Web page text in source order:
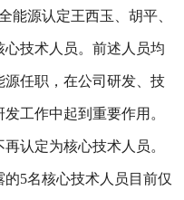
能源认定王西玉、胡平、
技术人员。前述人员均
源任职，在公司研发、技
工作中起到重要作用。
认定为核心技术人员。
5名核心技术人员目前仅